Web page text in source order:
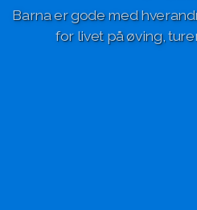
Barna er gode med
for livet på øving,